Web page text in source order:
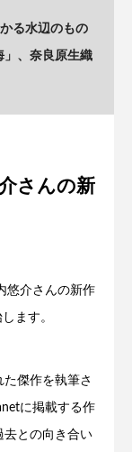
る水辺のもの
」、奈良原生織
さんの新
悠介さんの新作
ます。
傑作を執筆さ
に掲載する作
去との向き合い